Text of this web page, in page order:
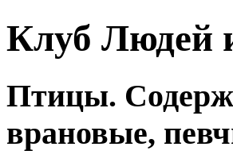
Клуб
Птицы.
врановые,